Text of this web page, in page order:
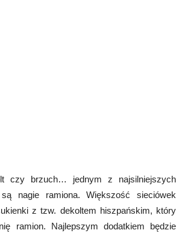
czy brzuch… jednym z najsilniejszych
nagie ramiona. Większość sieciówek
z tzw. dekoltem hiszpańskim, który
ramion. Najlepszym dodatkiem będzie